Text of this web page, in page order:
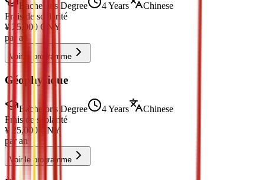
Bachelor's Degree 4 Years
Chinese
Frais de scolarité
¥ 25,000 CNY
par an
Voir le programme
Géophysique
Bachelor's Degree 4 Years
Chinese
Frais de scolarité
¥
25,000 CNY
par an
Voir le programme